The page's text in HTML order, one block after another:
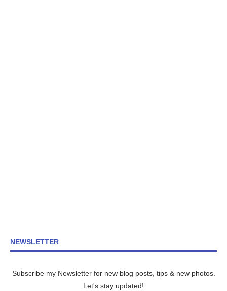
NEWSLETTER
Subscribe my Newsletter for new blog posts, tips & new photos.
Let's stay updated!